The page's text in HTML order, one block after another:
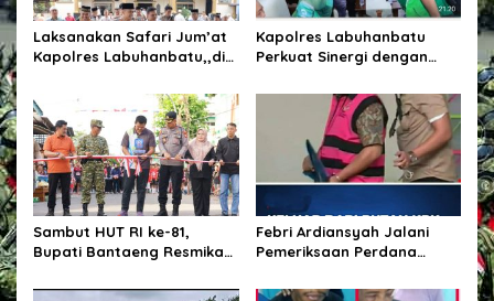
o
s
Laksanakan Safari Jum’at
Kapolres Labuhanbatu,,di
kompas, Rantau Prapat.
Kapolres Labuhanbatu
Perkuat Sinergi dengan
Ciptakan Kamtibmas
Sambut HUT RI ke-81,
Bupati Bantaeng Resmikan
Bissampole
Febri Ardiansyah Jalani
Pemeriksaan Perdana
Kejaksaan Agung